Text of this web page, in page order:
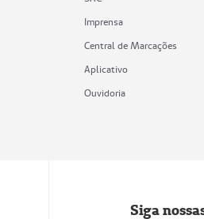
Imprensa
Central de Marcações
Aplicativo
Ouvidoria
Siga